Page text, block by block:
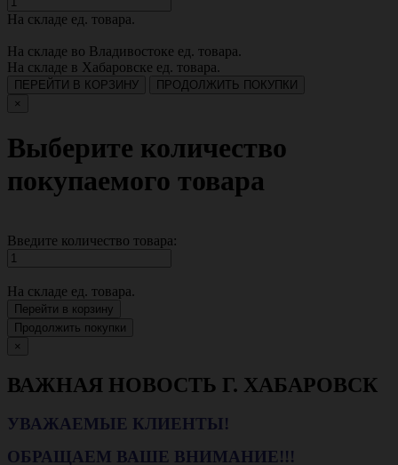
На складе ед. товара.
На складе во Владивостоке ед. товара.
На складе в Хабаровске ед. товара.
ПЕРЕЙТИ В КОРЗИНУ
ПРОДОЛЖИТЬ ПОКУПКИ
×
Выберите количество
покупаемого товара
Введите количество товара:
На складе ед. товара.
Перейти в корзину
Продолжить покупки
×
ВАЖНАЯ НОВОСТЬ Г. ХАБАРОВСК
УВАЖАЕМЫЕ КЛИЕНТЫ!
ОБРАЩАЕМ ВАШЕ ВНИМАНИЕ!!!